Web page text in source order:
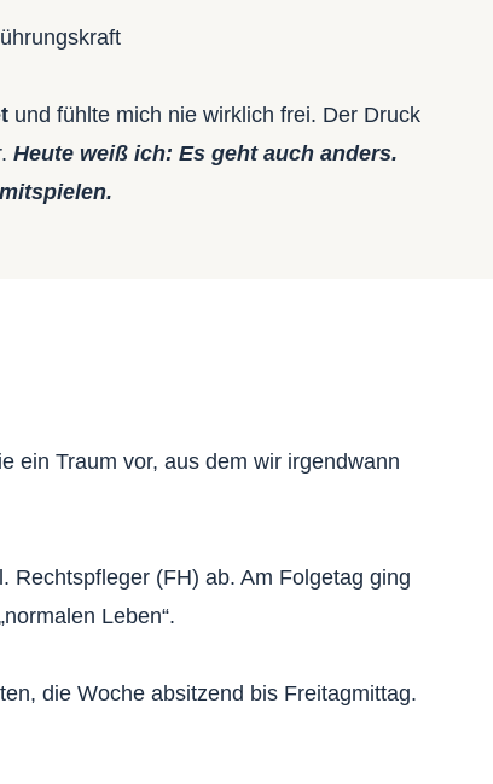
und fühlte mich nie wirklich frei. Der Druck
Heute weiß ich: Es geht auch anders.
ein Traum vor, aus dem wir irgendwann
Rechtspfleger (FH) ab. Am Folgetag ging
Leben“.
die Woche absitzend bis Freitagmittag.